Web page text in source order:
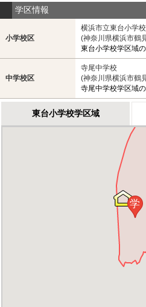
学区情報
小学校区
横浜市立東台小学校
(神奈川県横浜市鶴
東台小学校学区域
中学校区
寺尾中学校
(神奈川県横浜市鶴
寺尾中学校学区域
東台小学校学区域
学